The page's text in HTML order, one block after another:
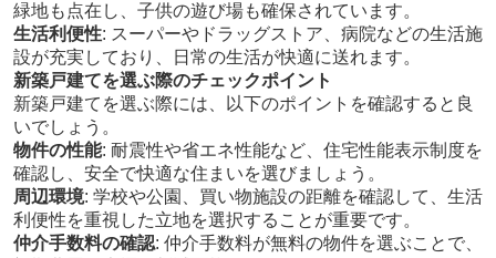
緑地も点在し、子供の遊び場も確保されています。
生活利便性: スーパーやドラッグストア、病院などの生活施
設が充実しており、日常の生活が快適に送れます。
新築戸建てを選ぶ際のチェックポイント
新築戸建てを選ぶ際には、以下のポイントを確認すると良
いでしょう。
物件の性能: 耐震性や省エネ性能など、住宅性能表示制度を
確認し、安全で快適な住まいを選びましょう。
周辺環境: 学校や公園、買い物施設の距離を確認して、生活
利便性を重視した立地を選択することが重要です。
仲介手数料の確認: 仲介手数料が無料の物件を選ぶことで、